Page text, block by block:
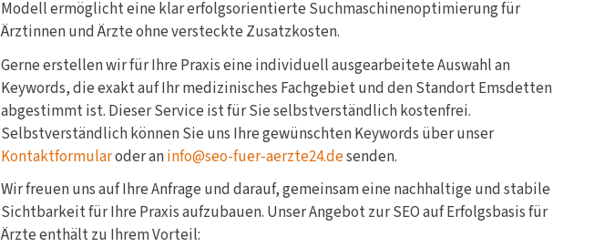
Modell ermöglicht eine klar erfolgsorientierte Suchmaschinenoptimierung für
Ärztinnen und Ärzte ohne versteckte Zusatzkosten.
Gerne erstellen wir für Ihre Praxis eine individuell ausgearbeitete Auswahl an
Keywords, die exakt auf Ihr medizinisches Fachgebiet und den Standort Emsdetten
abgestimmt ist. Dieser Service ist für Sie selbstverständlich kostenfrei.
Selbstverständlich können Sie uns Ihre gewünschten Keywords über unser
Kontaktformularoder aninfo@seo-fuer-aerzte24.desenden.
Wir freuen uns auf Ihre Anfrage und darauf, gemeinsam eine nachhaltige und stabile
Sichtbarkeit für Ihre Praxis aufzubauen. Unser Angebot zur SEO auf Erfolgsbasis für
Ärzte enthält zu Ihrem Vorteil: